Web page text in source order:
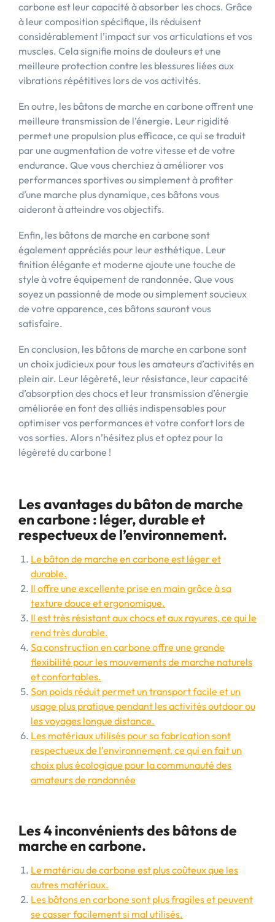
carbone est leur capacité à absorber les chocs. Grâce
à leur composition spécifique, ils réduisent
considérablement l’impact sur vos articulations et vos
muscles. Cela signifie moins de douleurs et une
meilleure protection contre les blessures liées aux
vibrations répétitives lors de vos activités.
En outre, les bâtons de marche en carbone offrent une
meilleure transmission de l’énergie. Leur rigidité
permet une propulsion plus efficace, ce qui se traduit
par une augmentation de votre vitesse et de votre
endurance. Que vous cherchiez à améliorer vos
performances sportives ou simplement à profiter
d’une marche plus dynamique, ces bâtons vous
aideront à atteindre vos objectifs.
Enfin, les bâtons de marche en carbone sont
également appréciés pour leur esthétique. Leur
finition élégante et moderne ajoute une touche de
style à votre équipement de randonnée. Que vous
soyez un passionné de mode ou simplement soucieux
de votre apparence, ces bâtons sauront vous
satisfaire.
En conclusion, les bâtons de marche en carbone sont
un choix judicieux pour tous les amateurs d’activités en
plein air. Leur légèreté, leur résistance, leur capacité
d’absorption des chocs et leur transmission d’énergie
améliorée en font des alliés indispensables pour
optimiser vos performances et votre confort lors de
vos sorties. Alors n’hésitez plus et optez pour la
légèreté du carbone !
Les avantages du bâton de marche
en carbone : léger, durable et
respectueux de l’environnement.
Le bâton de marche en carbone est léger et
durable.
Il offre une excellente prise en main grâce à sa
texture douce et ergonomique.
Il est très résistant aux chocs et aux rayures, ce qui le
rend très durable.
Sa construction en carbone offre une grande
flexibilité pour les mouvements de marche naturels
et confortables.
Son poids réduit permet un transport facile et un
usage plus pratique pendant les activités outdoor ou
les voyages longue distance.
Les matériaux utilisés pour sa fabrication sont
respectueux de l’environnement, ce qui en fait un
choix plus écologique pour la communauté des
amateurs de randonnée
Les 4 inconvénients des bâtons de
marche en carbone.
Le matériau de carbone est plus coûteux que les
autres matériaux.
Les bâtons en carbone sont plus fragiles et peuvent
se casser facilement si mal utilisés.